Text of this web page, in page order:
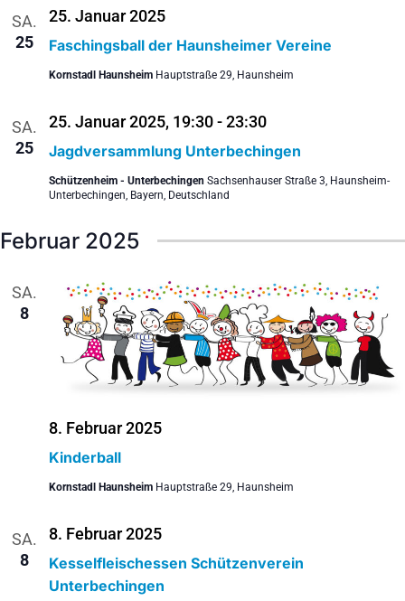
SA.
25
Faschingsball der Haunsheimer Vereine
25. Januar 2025
Kornstadl Haunsheim Hauptstraße 29, Haunsheim
SA.
25
Jagdversammlung Unterbechingen
25. Januar 2025, 19:30-23:30
Schützenheim - Unterbechingen Sachsenhauser Straße 3, Haunsheim-
Unterbechingen, Bayern, Deutschland
Februar 2025
SA.
8
Kinderball
8. Februar 2025
Kornstadl Haunsheim Hauptstraße 29, Haunsheim
SA.
8
Kesselfleischessen Schützenverein
Unterbechingen
8. Februar 2025